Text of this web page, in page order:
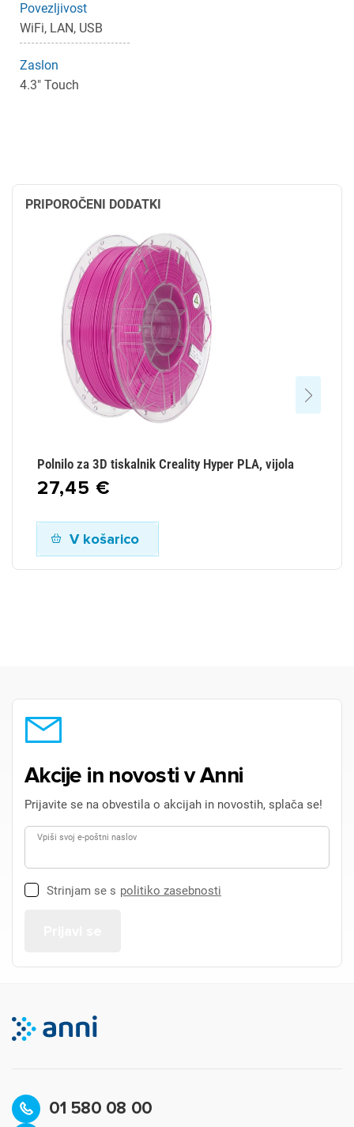
Povezljivost
WiFi, LAN, USB
Zaslon
4.3" Touch
PRIPOROČENI DODATKI
Polnilo za 3D tiskalnik Creality Hyper PLA, vijola
27,45 €
V košarico
Akcije in novosti v Anni
Prijavite se na obvestila o akcijah in novostih, splača se!
Vpiši svoj e-poštni naslov
Strinjam se s politiko zasebnosti
01 580 08 00